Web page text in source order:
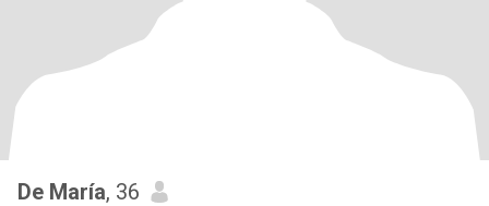
De María, 36